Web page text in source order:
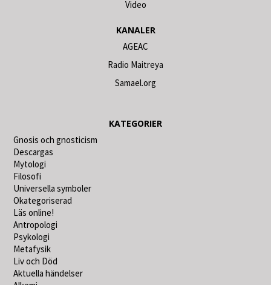
Video
KANALER
AGEAC
Radio Maitreya
Samael.org
KATEGORIER
Gnosis och gnosticism
Descargas
Mytologi
Filosofi
Universella symboler
Okategoriserad
Läs online!
Antropologi
Psykologi
Metafysik
Liv och Död
Aktuella händelser